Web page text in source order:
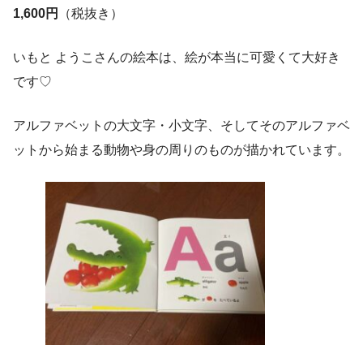
1,600円 （税抜き）
いもと ようこさんの絵本は、絵が本当に可愛くて大好き
です♡
アルファベットの大文字・小文字、そしてそのアルファベ
ットから始まる動物や身の周りのものが描かれています。